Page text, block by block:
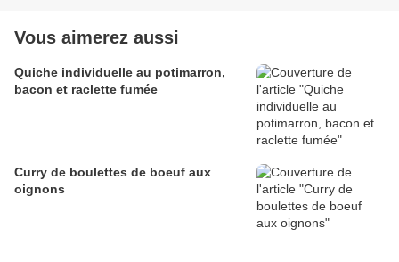
Vous aimerez aussi
Quiche individuelle au potimarron,
bacon et raclette fumée
Curry de boulettes de boeuf aux
oignons